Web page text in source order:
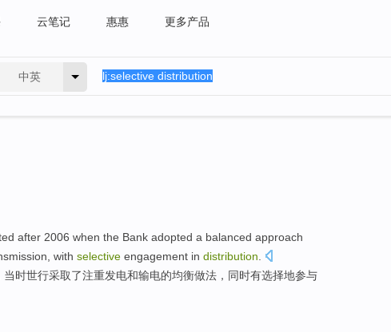
云笔记 惠惠 更多产品
中英
after 2006 when the Bank adopted a balanced approach
with selective engagement in distribution
当时世行采取了注重发电和输电的均衡做法 ，同时有选择地参与